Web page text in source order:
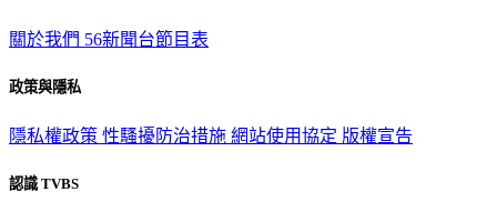
關於我們 56新聞台節目表
政策與隱私
隱私權政策 性騷擾防治措施 網站使用協定 版權宣告
認識 TVBS